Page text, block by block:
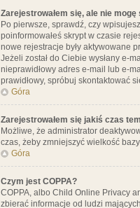
Zarejestrowałem się, ale nie mogę
Po pierwsze, sprawdź, czy
poinformowałeś skrypt w czasie
nowe rejestracje były aktywowane
Jeżeli został do Ciebie wysłany e-
nieprawidłowy adres e-mail lub e-
prawidłowy, spróbuj skontaktować
Góra
Zarejestrowałem się jakiś czas
Możliwe, że administrator
czas, żeby zmniejszyć wielkość
Góra
Czym jest COPPA?
COPPA, albo Child Online Privacy
zbierać informacje od ludzi